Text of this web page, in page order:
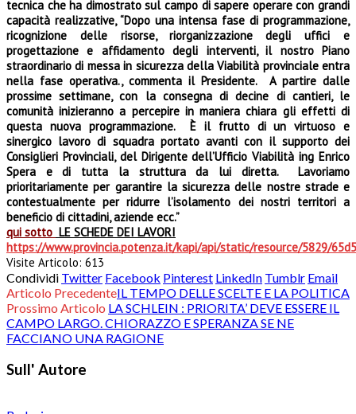
tecnica che ha dimostrato sul campo di sapere operare con grandi
capacità realizzative, “Dopo una intensa fase di programmazione,
ricognizione delle risorse, riorganizzazione degli uffici e
progettazione e affidamento degli interventi, il nostro Piano
straordinario di messa in sicurezza della Viabilità provinciale entra
nella fase operativa., commenta il Presidente. A partire dalle
prossime settimane, con la consegna di decine di cantieri, le
comunità inizieranno a percepire in maniera chiara gli effetti di
questa nuova programmazione. È il frutto di un virtuoso e
sinergico lavoro di squadra portato avanti con il supporto dei
Consiglieri Provinciali, del Dirigente dell’Ufficio Viabilità ing Enrico
Spera e di tutta la struttura da lui diretta. Lavoriamo
prioritariamente per garantire la sicurezza delle nostre strade e
contestualmente per ridurre l’isolamento dei nostri territori a
beneficio di cittadini, aziende ecc.”
qui sotto LE SCHEDE DEI LAVORI
https://www.provincia.potenza.it/kapi/api/static/resource/5829/
Visite Articolo: 613
Condividi Twitter Facebook Pinterest LinkedIn Tumblr Email
Articolo PrecedenteIL TEMPO DELLE SCELTE E LA POLITICA
Prossimo Articolo LA SCHLEIN : PRIORITA’ DEVE ESSERE IL
CAMPO LARGO. CHIORAZZO E SPERANZA SE NE
FACCIANO UNA RAGIONE
Sull' Autore